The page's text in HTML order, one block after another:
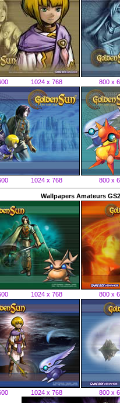
1024 x 768 800 x
1024 x 768 800 x
Wallpapers Amateurs GS2
1024 x 768 800 x
1024 x 768 800 x